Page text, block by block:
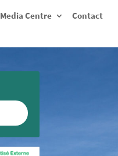
Media Centre Contact